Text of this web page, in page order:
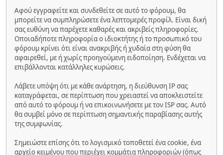
Αφού εγγραφείτε και συνδεθείτε σε αυτό το φόρουμ, θα
μπορείτε να συμπληρώσετε ένα λεπτομερές προφίλ. Είναι δική
σας ευθύνη να παρέχετε καθαρές και ακριβείς πληροφορίες.
Οποιαδήποτε πληροφορία ο ιδιοκτήτης ή το προσωπικό του
φόρουμ κρίνει ότι είναι ανακριβής ή χυδαία στη φύση θα
αφαιρεθεί, με ή χωρίς προηγούμενη ειδοποίηση. Ενδέχεται να
επιβάλλονται κατάλληλες κυρώσεις.
Λάβετε υπόψη ότι με κάθε ανάρτηση, η διεύθυνση IP σας
καταγράφεται, σε περίπτωση που χρειαστεί να αποκλειστείτε
από αυτό το φόρουμ ή να επικοινωνήσετε με τον ISP σας. Αυτό
θα συμβεί μόνο σε περίπτωση σημαντικής παραβίασης αυτής
της συμφωνίας.
Σημειώστε επίσης ότι το λογισμικό τοποθετεί ένα cookie, ένα
αρχείο κειμένου που περιέχει κομμάτια πληροφοριών (όπως